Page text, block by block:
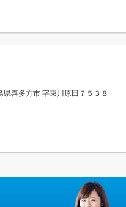
喜多方市 字東川原田７５３８